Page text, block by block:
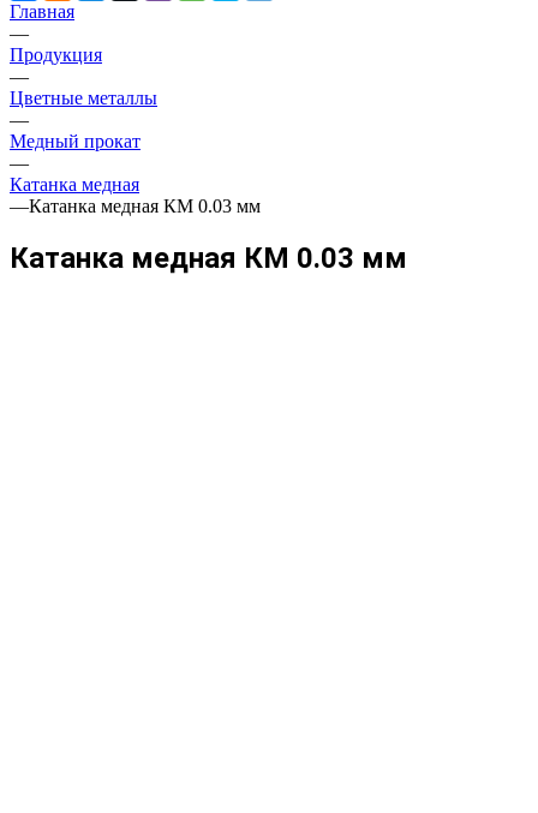
Главная
—
Продукция
—
Цветные металлы
—
Медный прокат
—
Катанка медная
—Катанка медная КМ 0.03 мм
Катанка медная КМ 0.03 мм